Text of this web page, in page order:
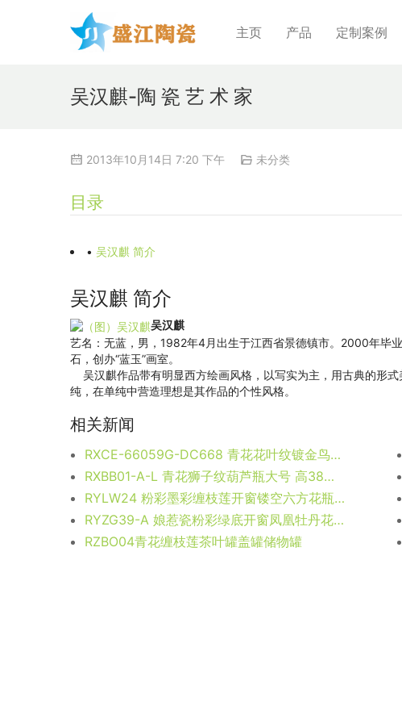
主页 产品 定制案例
吴汉麒-陶 瓷 艺 术 家
2013年10月14日 7:20 下午 未分类
目录
• 吴汉麒 简介
吴汉麒 简介
吴汉麒
艺名：无蓝，男，1982年4月出生于江西省景德镇市。2000年毕
石，创办“蓝玉”画室。
吴汉麒作品带有明显西方绘画风格，以写实为主，用古典的形
纯，在单纯中营造理想是其作品的个性风格。
相关新闻
RXCE-66059G-DC668 青花花叶纹镀金鸟盖将军罐 高25.8直径14底径9.5重量1.1KG
RXBB01-A-L 青花狮子纹葫芦瓶大号 高38直径25底径12.7重量3.85KG
RYLW24 粉彩墨彩缠枝莲开窗镂空六方花瓶 高：40.3直径：21.8口径：底径：13.8重量：4.35KG
RYZG39-A 娘惹瓷粉彩绿底开窗凤凰牡丹花纹平顶罐茶叶罐
RZBO04青花缠枝莲茶叶罐盖罐储物罐